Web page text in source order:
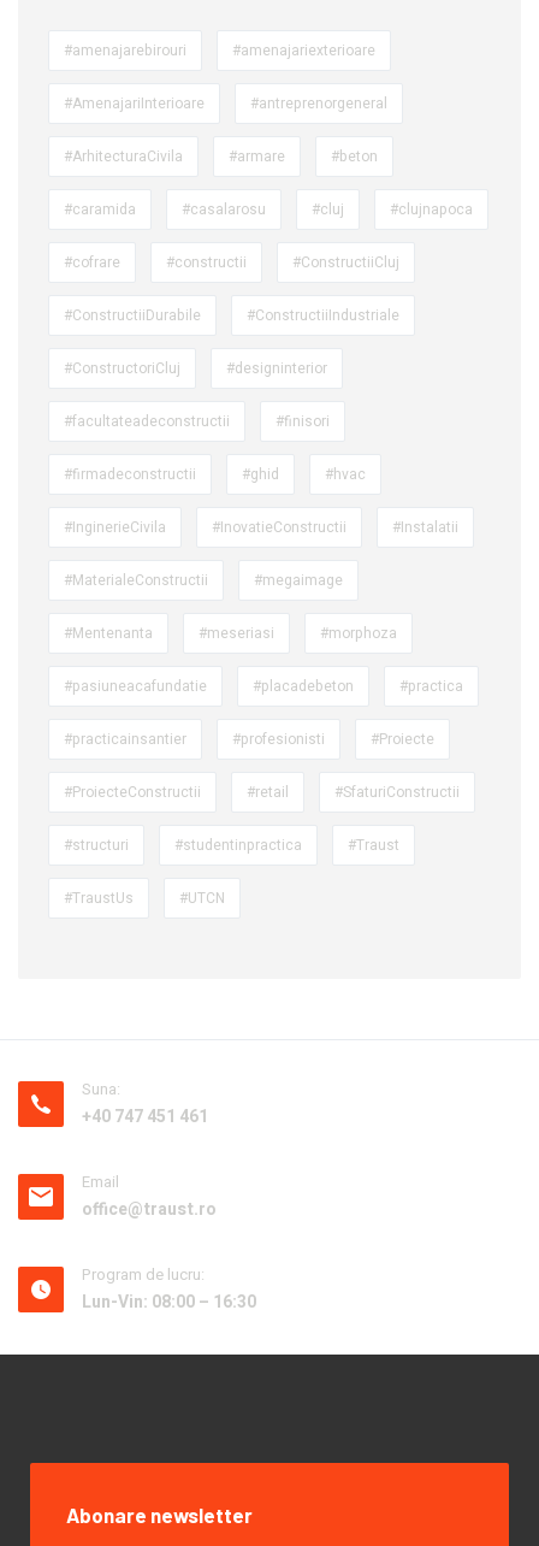
#amenajarebirouri #amenajariexterioare
#AmenajariInterioare #antreprenorgeneral
#ArhitecturaCivila #armare #beton
#caramida #casalarosu #cluj #clujnapoca
#cofrare #constructii #ConstructiiCluj
#ConstructiiDurabile #ConstructiiIndustriale
#ConstructoriCluj #designinterior
#facultateadeconstructii #finisori
#firmadeconstructii #ghid #hvac
#InginerieCivila #InovatieConstructii #Instalatii
#MaterialeConstructii #megaimage
#Mentenanta #meseriasi #morphoza
#pasiuneacafundatie #placadebeton #practica
#practicainsantier #profesionisti #Proiecte
#ProiecteConstructii #retail #SfaturiConstructii
#structuri #studentinpractica #Traust
#TraustUs #UTCN
Suna:
+40 747 451 461
Email
office@traust.ro
Program de lucru:
Lun-Vin: 08:00 – 16:30
Abonare newsletter